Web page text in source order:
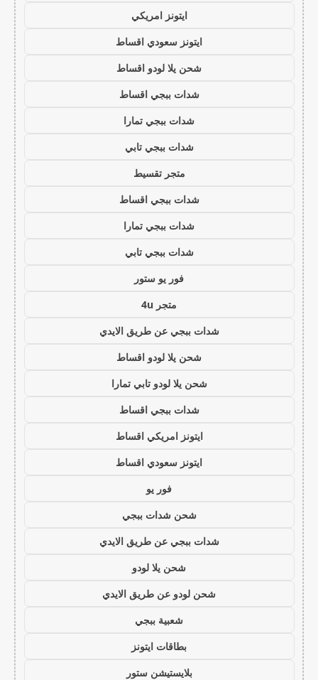
ايتونز امريكي
ايتونز سعودي اقساط
شحن يلا لودو اقساط
شدات ببجي اقساط
شدات ببجي تمارا
شدات ببجي تابي
متجر تقسيط
شدات ببجي اقساط
شدات ببجي تمارا
شدات ببجي تابي
فور يو ستور
متجر 4u
شدات ببجي عن طريق الايدي
شحن يلا لودو اقساط
شحن يلا لودو تابي تمارا
شدات ببجي اقساط
ايتونز امريكي اقساط
ايتونز سعودي اقساط
فور يو
شحن شدات ببجي
شدات ببجي عن طريق الايدي
شحن يلا لودو
شحن لودو عن طريق الايدي
شعبية ببجي
بطاقات ايتونز
بلايستيشن ستور